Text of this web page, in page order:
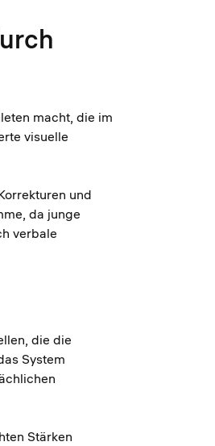
macht, die im
visuelle
und
da junge
verbale
die die
System
Stärken